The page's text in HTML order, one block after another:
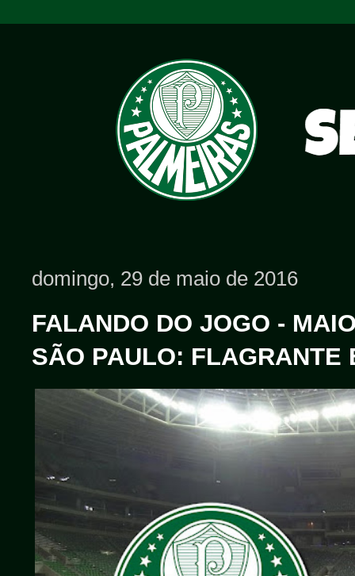
domingo, 29 de maio de 2016
FALANDO DO JOGO -
SÃO PAULO: FLAGRANTE